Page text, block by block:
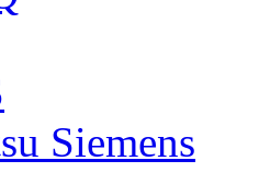
Siemens